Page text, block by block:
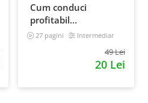
Cum conduci
profitabil
convorbirile
27 pagini Intermediar
49 Lei
20 Lei